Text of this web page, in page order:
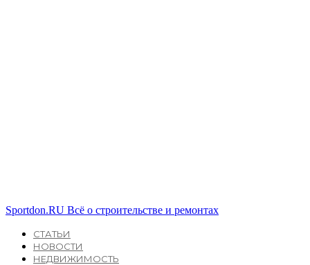
Sportdon.RU Всё о строительстве и ремонтах
СТАТЬИ
НОВОСТИ
НЕДВИЖИМОСТЬ